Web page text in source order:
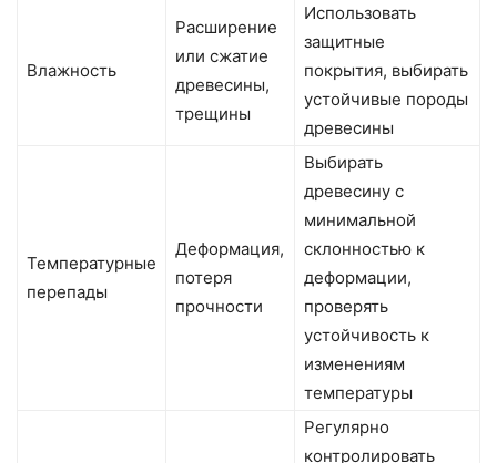
Влажность
Расширение
или сжатие
древесины,
трещины
Использовать
защитные
покрытия, выбирать
устойчивые породы
древесины
Температурные
перепады
Деформация,
потеря
прочности
Выбирать
древесину с
минимальной
склонностью к
деформации,
проверять
устойчивость к
изменениям
температуры
Регулярно
контролировать